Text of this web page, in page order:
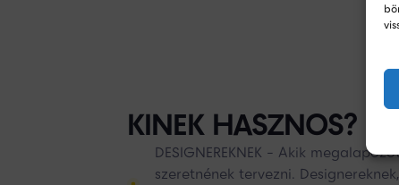
KINEK HASZNOS?
DESIGNEREKNEK - Akik
szeretnének tervezni.